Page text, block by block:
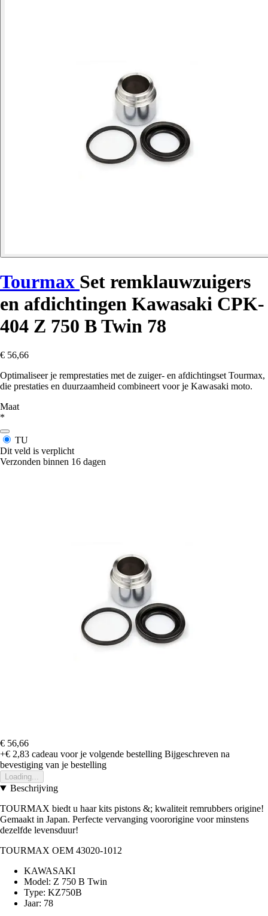
Tourmax Set remklauwzuigers
en afdichtingen Kawasaki CPK-
404 Z 750 B Twin 78
€ 56,66
Optimaliseer je remprestaties met de zuiger- en afdichtingset Tourmax,
die prestaties en duurzaamheid combineert voor je Kawasaki moto.
Maat
*
TU
Dit veld is verplicht
Verzonden binnen 16 dagen
€ 56,66
+€ 2,83 cadeau voor je volgende bestelling Bijgeschreven na
bevestiging van je bestelling
Loading...
Beschrijving
TOURMAX biedt u haar kits pistons &; kwaliteit remrubbers origine!
Gemaakt in Japan. Perfecte vervanging voororigine voor minstens
dezelfde levensduur!
TOURMAX OEM 43020-1012
KAWASAKI
Model: Z 750 B Twin
Type: KZ750B
Jaar: 78